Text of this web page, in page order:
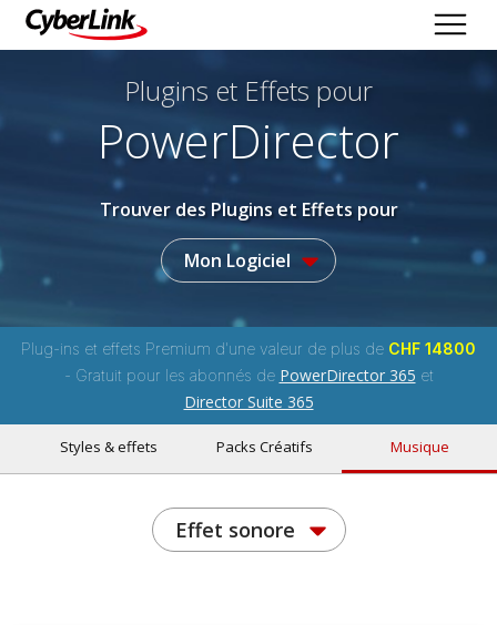
Plugins et Effets pour
PowerDirector
Trouver des Plugins et Effets pour
Mon Logiciel
Plug-ins et effets Premium d'une valeur de plus de CHF 14800
- Gratuit pour les abonnés de PowerDirector 365 et
Director Suite 365
Styles & effets Packs Créatifs Musique
Effet sonore